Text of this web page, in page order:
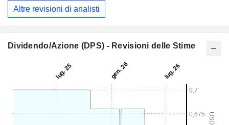
Altre revisioni di analisti
Dividendo/Azione (DPS) - Revisioni delle Stime